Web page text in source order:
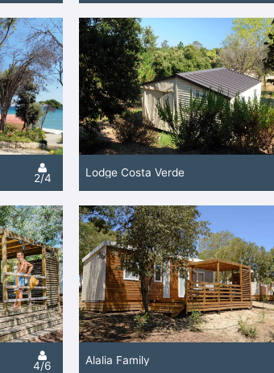
2/4 Lodge Costa Verde
4/6 Alalia Family